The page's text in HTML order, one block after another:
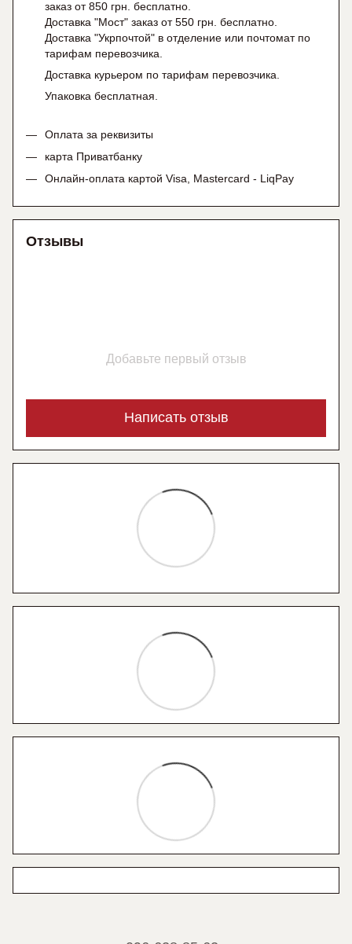
заказ от 850 грн. бесплатно.
Доставка "Мост" заказ от 550 грн. бесплатно.
Доставка "Укрпочтой" в отделение или почтомат по
тарифам перевозчика.
Доставка курьером по тарифам перевозчика.
Упаковка бесплатная.
Оплата за реквизиты
карта Приватбанку
Онлайн-оплата картой Visa, Mastercard - LiqPay
Отзывы
Добавьте первый отзыв
Написать отзыв